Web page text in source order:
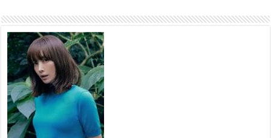
2026 оны 7 сар 21 / 10 цаг 15 минут
НИЙСЛЭЛ, АЙМГИЙН
УДИРДЛАГУУДЫН АЖЛЫГ
ХҮНД СУРТЛЫГ БУУРУУЛЖ,
ИРГЭД, АЖ АХУЙН НЭГЖИЙН
АЧААГ ХЭРХЭН ХӨНГӨЛСНӨӨР ДҮГНЭНЭ
2026 оны 7 сар 21 / 10 цаг 09 минут
Байнгын хорооны дарга
М.Мандхай Цөлжилттэй